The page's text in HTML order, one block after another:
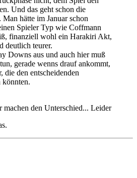
Und das geht schon die
hätte im Januar schon
Spieler Typ wie Coffmann
finanziell wohl ein Harakiri Akt,
deutlich teurer.
Downs aus und auch hier muß
gerade wenns drauf ankommt,
die den entscheidenden
könnten.
machen den Unterschied... Leider